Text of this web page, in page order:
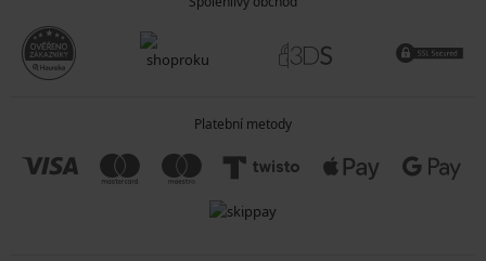
Platební metody